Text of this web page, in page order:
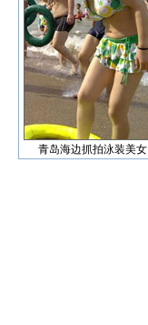
青岛海边抓拍泳装美女